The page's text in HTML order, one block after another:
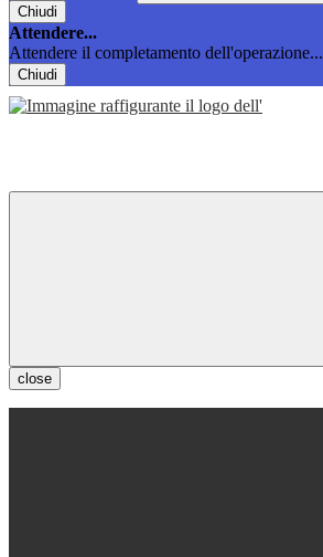
Chiudi
Attendere...
Attendere il completamento dell'operazione...
Chiudi
close